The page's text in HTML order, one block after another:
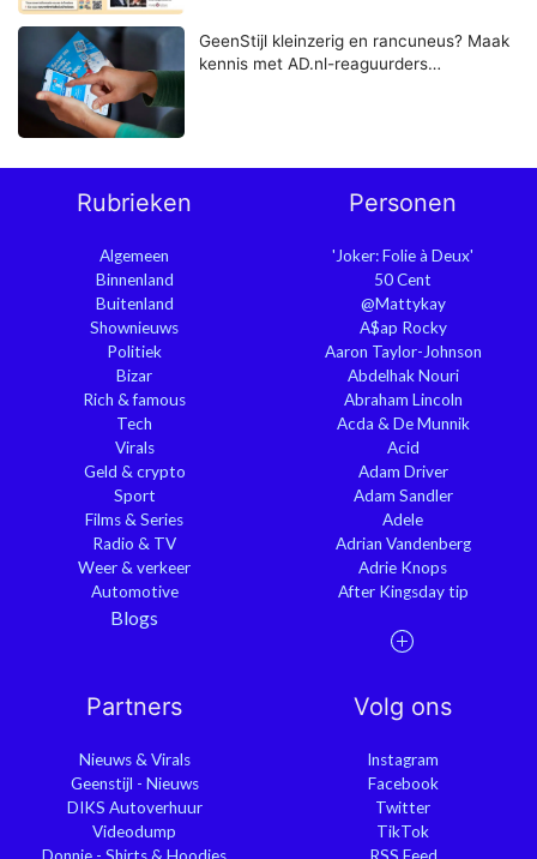
GeenStijl kleinzerig en rancuneus? Maak
kennis met AD.nl-reaguurders…
Rubrieken
Algemeen
Binnenland
Buitenland
Shownieuws
Politiek
Bizar
Rich & famous
Tech
Virals
Geld & crypto
Sport
Films & Series
Radio & TV
Weer & verkeer
Automotive
Blogs
Personen
'Joker: Folie à Deux'
50 Cent
@Mattykay
A$ap Rocky
Aaron Taylor-Johnson
Abdelhak Nouri
Abraham Lincoln
Acda & De Munnik
Acid
Adam Driver
Adam Sandler
Adele
Adrian Vandenberg
Adrie Knops
After Kingsday tip
Partners
Nieuws & Virals
Geenstijl - Nieuws
DIKS Autoverhuur
Videodump
Volg ons
Instagram
Facebook
Twitter
TikTok